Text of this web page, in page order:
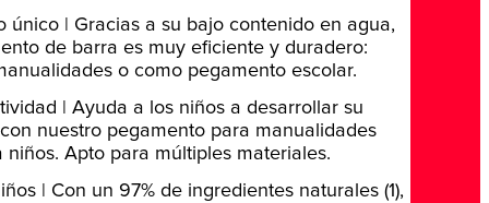
único | Gracias a su bajo contenido en agua,
de barra es muy eficiente y duradero:
o como pegamento escolar.
| Ayuda a los niños a desarrollar su
nuestro pegamento para manualidades
niños. Apto para múltiples materiales.
| Con un 97% de ingredientes naturales (1),